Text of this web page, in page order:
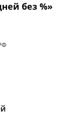
без %»